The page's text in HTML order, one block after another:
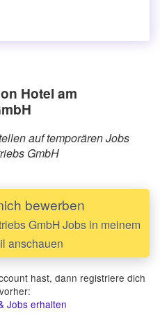
Hotel am
auf temporären Jobs
GmbH
bewerben
GmbH Jobs in meinem
anschauen
hast, dann registriere dich
Jobs erhalten